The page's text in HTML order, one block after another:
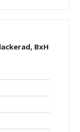
BxH